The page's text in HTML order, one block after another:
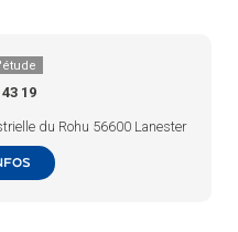
19
du Rohu 56600 Lanester